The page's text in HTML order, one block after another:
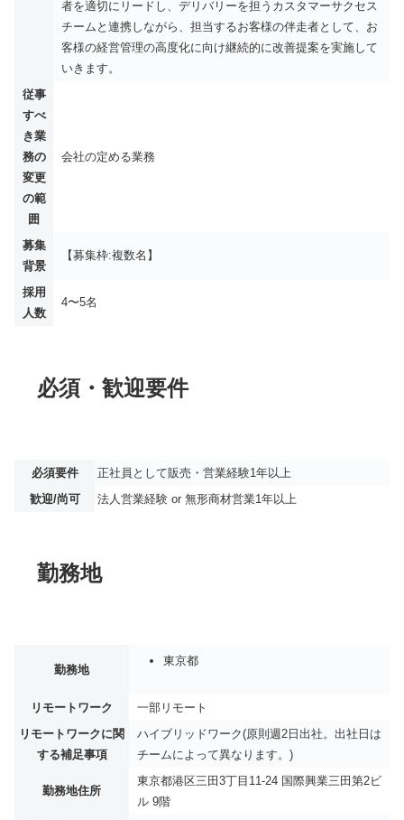
者を適切にリードし、デリバリーを担うカスタマーサクセス
チームと連携しながら、担当するお客様の伴走者として、お
客様の経営管理の高度化に向け継続的に改善提案を実施して
いきます。
従事
すべ
き業
務の
変更
の範
囲
会社の定める業務
募集
背景
【募集枠:複数名】
採用
人数
4〜5名
必須・歓迎要件
必須要件
正社員として販売・営業経験1年以上
歓迎/尚可
法人営業経験 or 無形商材営業1年以上
勤務地
勤務地
東京都
リモートワーク
一部リモート
リモートワークに関
する補足事項
ハイブリッドワーク(原則週2日出社。出社日は
チームによって異なります。)
勤務地住所
東京都港区三田3丁目11-24 国際興業三田第2ビ
ル 9階